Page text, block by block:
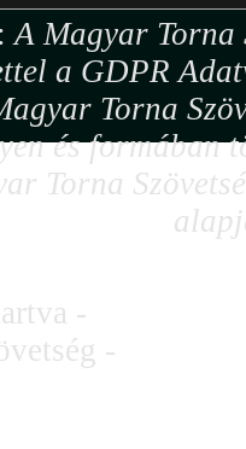
A Magyar Torna
a GDPR
Torna
és formában
Torna
-
-